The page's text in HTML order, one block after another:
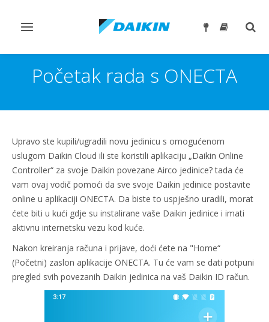
Toggle
Početak rada s ONECTA
Upravo ste kupili/ugradili novu jedinicu s omogućenom
uslugom Daikin Cloud ili ste koristili aplikaciju „Daikin Online
Controller“ za svoje Daikin povezane Airco jedinice? tada će
vam ovaj vodič pomoći da sve svoje Daikin jedinice postavite
online u aplikaciji ONECTA. Da biste to uspješno uradili, morat
ćete biti u kući gdje su instalirane vaše Daikin jedinice i imati
aktivnu internetsku vezu kod kuće.
Nakon kreiranja računa i prijave, doći ćete na "Home“
(Početni) zaslon aplikacije ONECTA. Tu će vam se dati potpuni
pregled svih povezanih Daikin jedinica na vaš Daikin ID račun.